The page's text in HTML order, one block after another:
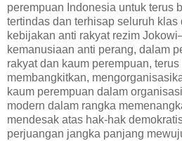
perempuan Indonesia untuk terus
tertindas dan terhisap seluruh klas
kebijakan anti rakyat rezim
kemanusiaan anti perang, dalam
rakyat dan kaum perempuan,
membangkitkan,
kaum perempuan dalam
modern dalam rangka
mendesak atas hak-hak
perjuangan jangka panjang